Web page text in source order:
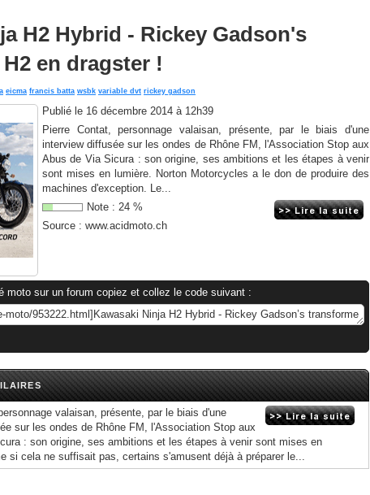
H2 Hybrid - Rickey Gadson's
en dragster !
eicma francis batta wsbk variable dvt rickey gadson
Publié le 16 décembre 2014 à 12h39
Pierre Contat, personnage valaisan, présente, par le biais d'une
interview diffusée sur les ondes de Rhône FM, l'Association Stop aux
Abus de Via Sicura : son origine, ses ambitions et les étapes à venir
sont mises en lumière. Norton Motorcycles a le don de produire des
machines d'exception. Le...
Note : 24 %
Source : www.acidmoto.ch
moto sur un forum copiez et collez le code suivant :
valaisan, présente, par le biais d'une
sur les ondes de Rhône FM, l'Association Stop aux
: son origine, ses ambitions et les étapes à venir sont mises en
si cela ne suffisait pas, certains s'amusent déjà à préparer le...